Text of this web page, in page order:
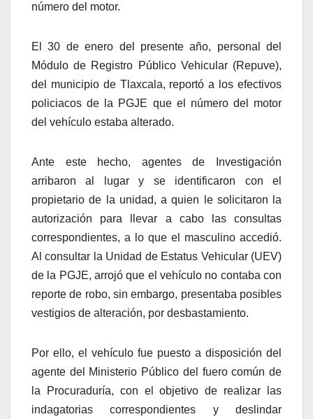
número del motor.
El 30 de enero del presente año, personal del
Módulo de Registro Público Vehicular (Repuve),
del municipio de Tlaxcala, reportó a los efectivos
policiacos de la PGJE que el número del motor
del vehículo estaba alterado.
Ante este hecho, agentes de Investigación
arribaron al lugar y se identificaron con el
propietario de la unidad, a quien le solicitaron la
autorización para llevar a cabo las consultas
correspondientes, a lo que el masculino accedió.
Al consultar la Unidad de Estatus Vehicular (UEV)
de la PGJE, arrojó que el vehículo no contaba con
reporte de robo, sin embargo, presentaba posibles
vestigios de alteración, por desbastamiento.
Por ello, el vehículo fue puesto a disposición del
agente del Ministerio Público del fuero común de
la Procuraduría, con el objetivo de realizar las
indagatorias correspondientes y deslindar